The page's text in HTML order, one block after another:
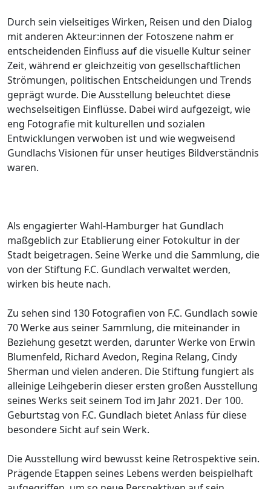
Durch sein vielseitiges Wirken, Reisen und den Dialog
mit anderen Akteur:innen der Fotoszene nahm er
entscheidenden Einfluss auf die visuelle Kultur seiner
Zeit, während er gleichzeitig von gesellschaftlichen
Strömungen, politischen Entscheidungen und Trends
geprägt wurde. Die Ausstellung beleuchtet diese
wechselseitigen Einflüsse. Dabei wird aufgezeigt, wie
eng Fotografie mit kulturellen und sozialen
Entwicklungen verwoben ist und wie wegweisend
Gundlachs Visionen für unser heutiges Bildverständnis
waren.
Als engagierter Wahl-Hamburger hat Gundlach
maßgeblich zur Etablierung einer Fotokultur in der
Stadt beigetragen. Seine Werke und die Sammlung, die
von der Stiftung F.C. Gundlach verwaltet werden,
wirken bis heute nach.
Zu sehen sind 130 Fotografien von F.C. Gundlach sowie
70 Werke aus seiner Sammlung, die miteinander in
Beziehung gesetzt werden, darunter Werke von Erwin
Blumenfeld, Richard Avedon, Regina Relang, Cindy
Sherman und vielen anderen. Die Stiftung fungiert als
alleinige Leihgeberin dieser ersten großen Ausstellung
seines Werks seit seinem Tod im Jahr 2021. Der 100.
Geburtstag von F.C. Gundlach bietet Anlass für diese
besondere Sicht auf sein Werk.
Die Ausstellung wird bewusst keine Retrospektive sein.
Prägende Etappen seines Lebens werden beispielhaft